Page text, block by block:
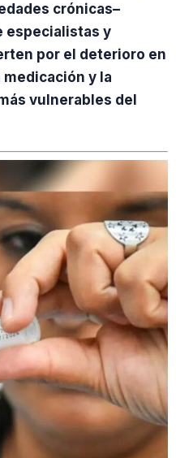
crónicas–
especialistas y
por el deterioro en
medicación y la
vulnerables del